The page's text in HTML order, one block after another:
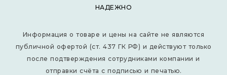
НАДЕЖНО
Информация о товаре и цены на сайте не являются
публичной офертой (ст. 437 ГК РФ) и действуют только
после подтверждения сотрудниками компании и
отправки счёта с подписью и печатью.